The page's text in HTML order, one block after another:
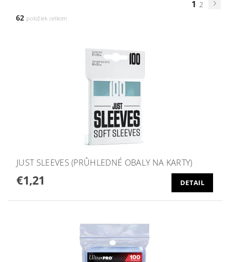
1 2
62 položiek celkom
JUST SLEEVES (PRŮHLEDNÉ OBALY NA KARTY)
€1,21 DETAIL